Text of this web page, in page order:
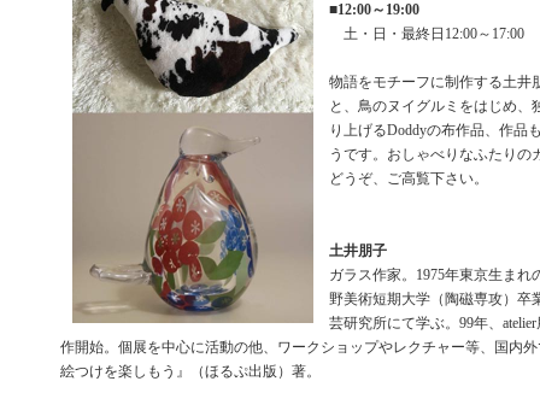
■12:00～19:00
土・日・最終日12:00～17:00
物語をモチーフに制作する土井
と、鳥のヌイグルミをはじめ、
り上げるDoddyの布作品、作品
うです。おしゃべりなふたりの
どうぞ、ご高覧下さい。
土井朋子
ガラス作家。1975年東京生まれ
野美術短期大学（陶磁専攻）卒
芸研究所にて学ぶ。99年、
作開始。個展を中心に活動の他、ワークショップやレクチャー等、国内
絵つけを楽しもう』（ほるぷ出版）著。